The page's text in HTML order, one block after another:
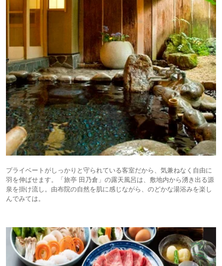
プライベートがしっかりと守られている客室だから、気兼ねなく自由に
羽を伸ばせます。「旅亭 田乃倉」の露天風呂は、敷地内から湧き出る源
泉を掛け流し。由布院の自然を肌に感じながら、のどかな湯浴みを楽し
んでみては。